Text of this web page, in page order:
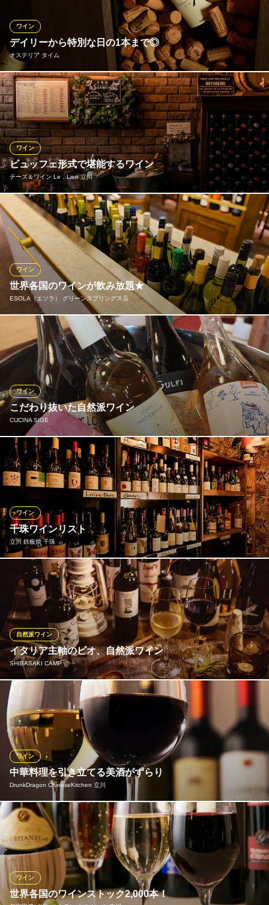
おります。白ワインはシャルドネ100％のものを主に、海鮮料理に
合うスッキリとした辛口のワインを取り揃えております。
鉄板亭 粋
ＪＲ立川駅 徒歩4分
東京都立川市錦町2-1-7 ひまわりビル
デイリーから特別な日の1本まで◎
オステリア タイム
ワイン
シェフ渾身の創作イタリアンに合うワインを、常時50～60本ご用
意しております。スタッフが自分の舌で確かめたイタリアワイン
を取り揃えておりますので、お客様のお好みを伺った上でおすす
めのワインをご紹介いたします。グラスワインは500円(税抜)～と
リーズナブル！記念日にふさわしい1本まで幅広く取り揃えており
ます。
オステリア タイム
創作イタリアンとワイン
ＪＲ立川駅 徒歩6分
東京都立川市曙町1-27-4 1F
ビュッフェ形式で堪能するワイン
チーズ＆ワイン Le．Lien 立川
ワイン
当店へお越しのお客様にぜひ楽しんでいただきたいのが「ワイン
ビュッフェ」。赤、白のワインだけではなく、スパークリングも
心ゆくまで味わえるお得なビュッフェです。様々なワインを飲み
比べてみたい、という方はぜひどうぞ♪ 期間限定でロゼワインも
入荷中です！
チーズ＆ワイン Le．Lien 立川
チーズとワインの専門店
ＪＲ立川駅 徒歩4分
東京都立川市柴崎町2-2-26 入船ビル6F
世界各国のワインが飲み放題★
ESOLA（エソラ） グリーンスプリングス店
ワイン
100種のワインスパークリングが時間無制限での飲み放題2189
円〜
ESOLA（エソラ） グリーンスプリングス店
ワイン イタリアン
多摩モノレール立川北駅 徒歩5分
東京都立川市緑町3-1 グリーンスプリングス1F
こだわり抜いた自然派ワイン
CUCINA SIGE
ワイン
イタリア料理を一層引き立てるのが、厳選された自然派ワイン。
品種や産地にこだわったラインナップは「料理とのマリアージュ
が最高」「新しいワインに出会える」と好評です。グラスでも楽
しめるのが嬉しいポイント。
CUCINA SIGE
自家製の燻製と逸品料理
西武拝島線玉川上水駅 徒歩2分
東京都立川市柏町4-64-3
千珠ワインリスト
立川 鉄板焼 千珠
ワイン
リストにある全てのアイテムは、僕が今まで出会ってきた方々の
ワインです。 生産者の思いを肌で感じ、生きた言葉を伝えたい。
造り手の味が滲み出たワインを飲むと、誇りを持った彼らの顔、
人柄愛情までも浮かんできます。 是非 お気に入りの一本を一緒に
見つけましょう。
立川 鉄板焼 千珠
臨場感を味わえる鉄板焼
ＪＲ立川駅 徒歩11分
東京都立川市曙町3-4-3
イタリア主軸のビオ、自然派ワイン
SHIBASAKI CAMP
自然派ワイン
当店のこだわりの一つはワインです。シェフが料理に合わせ厳選
したワインを数多く取り揃えております。 お客様のお好みに合わ
せてお選びもできますのでスタッフまでお声がけください♪
SHIBASAKI CAMP
隠れ家イタリアン
ＪＲ立川駅 徒歩6分
東京都立川市柴崎町3-11-7 エルレーヴ立川1F
中華料理を引き立てる美酒がずらり
DrunkDragon ChineseKitchen 立川
ワイン
「ワインメーカーズ シャルドネ」や「アルモニ ミュスカデ シュ
ールリー」など、世界各地のワインを赤や白など全18種類ご用
意。ワインセラーでしっかり温度を管理しております。ボトルの
他、グラスでご提供しているものもございますので、いろいろ試
してみませんか？お気に入りの一杯がきっと見つかるはず。
世界各国のワインストック2,000本！
ワイン